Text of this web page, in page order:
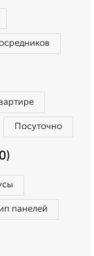
Посуточно
панелей